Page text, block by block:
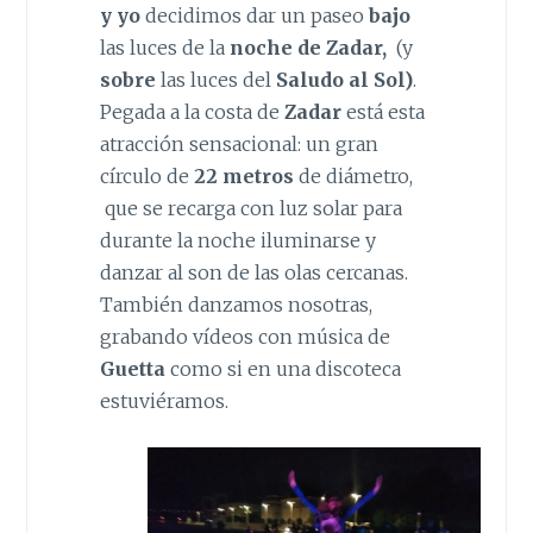
y yodecidimos dar un paseo bajo
las luces de la noche de Zadar, (y
sobre las luces del Saludo al Sol).
Pegada a la costa de Zadarestá esta
atracción sensacional: un gran
círculo de 22 metros de diámetro,
que se recarga con luz solar para
durante la noche iluminarse y
danzar al son de las olas cercanas.
También danzamos nosotras,
grabando vídeos con música de
Guetta como si en una discoteca
estuviéramos.